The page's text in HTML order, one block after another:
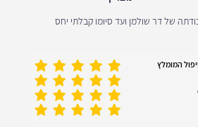
של דר שולמן ועד סיומו קבלתי יחס
המומלץ